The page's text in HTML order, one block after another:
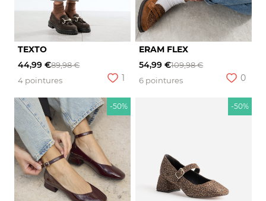
TEXTO
44,99 €89,98 €
4 pointures
1
ERAM FLEX
54,99 €109,98 €
6 pointures
0
-50% -50%